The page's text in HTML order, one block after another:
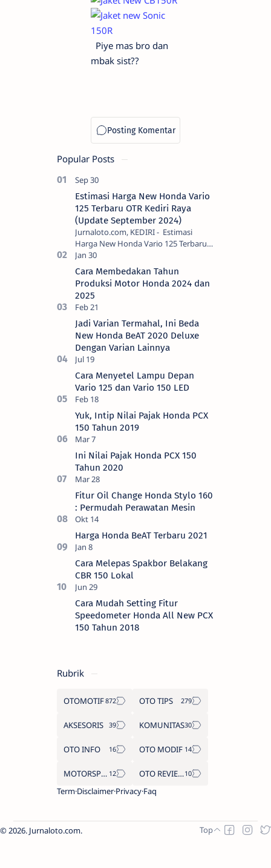
Piye mas bro dan
mbak sist??
Popular Posts
Estimasi Harga New Honda Vario
125 Terbaru OTR Kediri Raya
(Update September 2024)
Jurnaloto.com, KEDIRI - Estimasi
Harga New Honda Vario 125 Terbaru
OTR Kediri Raya (Update September
2024) Brosis sekalian, PT Astra Honda
Motor (AH…
Cara Membedakan Tahun
Produksi Motor Honda 2024 dan
2025
Jadi Varian Termahal, Ini Beda
New Honda BeAT 2020 Deluxe
Dengan Varian Lainnya
Cara Menyetel Lampu Depan
Vario 125 dan Vario 150 LED
Yuk, Intip Nilai Pajak Honda PCX
150 Tahun 2019
Ini Nilai Pajak Honda PCX 150
Tahun 2020
Fitur Oil Change Honda Stylo 160
: Permudah Perawatan Mesin
Harga Honda BeAT Terbaru 2021
Cara Melepas Spakbor Belakang
CBR 150 Lokal
Cara Mudah Setting Fitur
Speedometer Honda All New PCX
150 Tahun 2018
Rubrik
OTOMOTIF OTO TIPS
AKSESORIS KOMUNITAS
OTO INFO OTO MODIF
MOTORSPORT
OTO REVIEW
Term Disclaimer Privacy Faq
2026. Jurnaloto.com.